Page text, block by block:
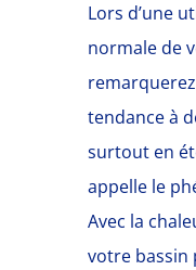
Lors d’une
normale de
remarquerez
tendance à
surtout en
appelle le
Avec la
votre bassin